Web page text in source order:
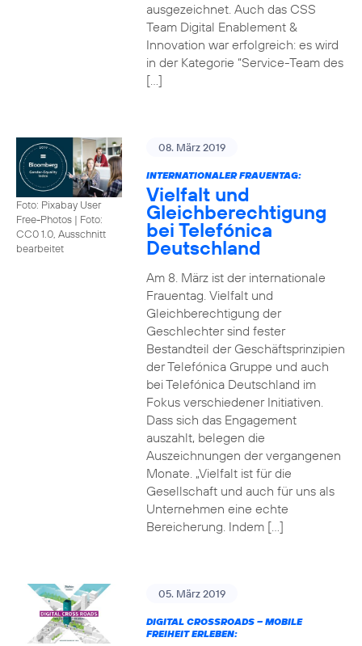
ausgezeichnet. Auch das CSS
Team Digital Enablement &
Innovation war erfolgreich: es wird
in der Kategorie “Service-Team des
[…]
Foto: Pixabay User
Free-Photos | Foto:
CC0 1.0, Ausschnitt
bearbeitet
08. März 2019
INTERNATIONALER FRAUENTAG:
Vielfalt und
Gleichberechtigung
bei Telefónica
Deutschland
Am 8. März ist der internationale
Frauentag. Vielfalt und
Gleichberechtigung der
Geschlechter sind fester
Bestandteil der Geschäftsprinzipien
der Telefónica Gruppe und auch
bei Telefónica Deutschland im
Fokus verschiedener Initiativen.
Dass sich das Engagement
auszahlt, belegen die
Auszeichnungen der vergangenen
Monate. „Vielfalt ist für die
Gesellschaft und auch für uns als
Unternehmen eine echte
Bereicherung. Indem […]
05. März 2019
DIGITAL CROSSROADS – MOBILE
FREIHEIT ERLEBEN: